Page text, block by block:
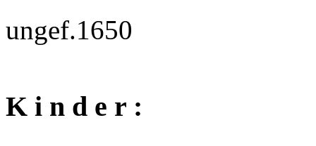
ungef.1650
K i n d e r :